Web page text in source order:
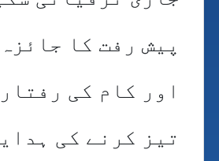
پیش رفت کا
اور کام کی
تیز کرنے کی